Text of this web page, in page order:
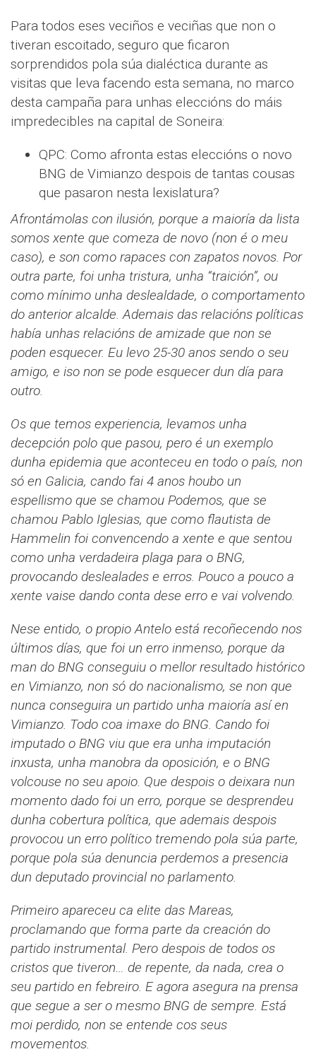
Para todos eses veciños e veciñas que non o
tiveran escoitado, seguro que ficaron
sorprendidos pola súa dialéctica durante as
visitas que leva facendo esta semana, no marco
desta campaña para unhas eleccións do máis
impredecibles na capital de Soneira:
QPC: Como afronta estas eleccións o novo
BNG de Vimianzo despois de tantas cousas
que pasaron nesta lexislatura?
Afrontámolas con ilusión, porque a maioría da lista
somos xente que comeza de novo (non é o meu
caso), e son como rapaces con zapatos novos. Por
outra parte, foi unha tristura, unha “traición”, ou
como mínimo unha deslealdade, o comportamento
do anterior alcalde. Ademais das relacións políticas
había unhas relacións de amizade que non se
poden esquecer. Eu levo 25-30 anos sendo o seu
amigo, e iso non se pode esquecer dun día para
outro.
Os que temos experiencia, levamos unha
decepción polo que pasou, pero é un exemplo
dunha epidemia que aconteceu en todo o país, non
só en Galicia, cando fai 4 anos houbo un
espellismo que se chamou Podemos, que se
chamou Pablo Iglesias, que como flautista de
Hammelin foi convencendo a xente e que sentou
como unha verdadeira plaga para o BNG,
provocando deslealades e erros. Pouco a pouco a
xente vaise dando conta dese erro e vai volvendo.
Nese entido, o propio Antelo está recoñecendo nos
últimos días, que foi un erro inmenso, porque da
man do BNG conseguiu o mellor resultado histórico
en Vimianzo, non só do nacionalismo, se non que
nunca conseguira un partido unha maioría así en
Vimianzo. Todo coa imaxe do BNG. Cando foi
imputado o BNG viu que era unha imputación
inxusta, unha manobra da oposición, e o BNG
volcouse no seu apoio. Que despois o deixara nun
momento dado foi un erro, porque se desprendeu
dunha cobertura política, que ademais despois
provocou un erro político tremendo pola súa parte,
porque pola súa denuncia perdemos a presencia
dun deputado provincial no parlamento.
Primeiro apareceu ca elite das Mareas,
proclamando que forma parte da creación do
partido instrumental. Pero despois de todos os
cristos que tiveron… de repente, da nada, crea o
seu partido en febreiro. E agora asegura na prensa
que segue a ser o mesmo BNG de sempre. Está
moi perdido, non se entende cos seus
movementos.